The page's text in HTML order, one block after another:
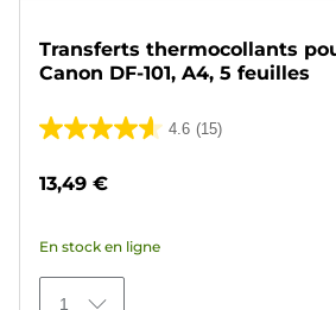
Transferts thermocollants
Canon DF-101, A4, 5 feuilles
4.6 (15)
4.6
15
avis
13,49 €
En stock en ligne
1